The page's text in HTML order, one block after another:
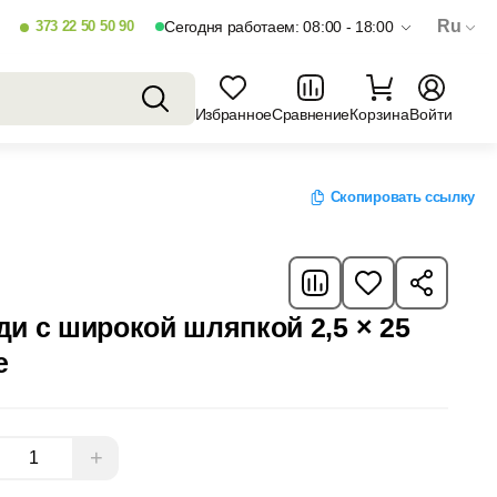
373 22 50 50 90 Сегодня работаем: 08:00 - 18:00 Ru
ИзбранноеСравнениеКорзинаВойти
Скопировать ссылку
с широкой шляпкой 2,5 × 25
+